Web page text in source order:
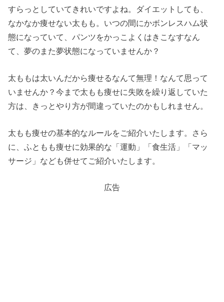
すらっとしていてきれいですよね。ダイエットしても、
なかなか痩せない太もも。いつの間にかボンレスハム状
態になっていて、パンツをかっこよくはきこなすなん
て、夢のまた夢状態になっていませんか？
太ももは太いんだから痩せるなんて無理！なんて思って
いませんか？今まで太もも痩せに失敗を繰り返していた
方は、きっとやり方が間違っていたのかもしれません。
太もも痩せの基本的なルールをご紹介いたします。さら
に、ふともも痩せに効果的な「運動」「食生活」「マッ
サージ」なども併せてご紹介いたします。
広告